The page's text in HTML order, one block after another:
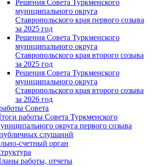
Решения Совета Туркменского
муниципального округа
Ставропольского края первого созыва
за 2025 год
Решения Совета Туркменского
муниципального округа
Ставропольского края второго созыва
за 2025 год
Решения Совета Туркменского
муниципального округа
Ставропольского края второго созыва
за 2026 год
Совета
работы Совета Туркменского
округа первого созыва
слушаний
счетный орган
работы, отчеты